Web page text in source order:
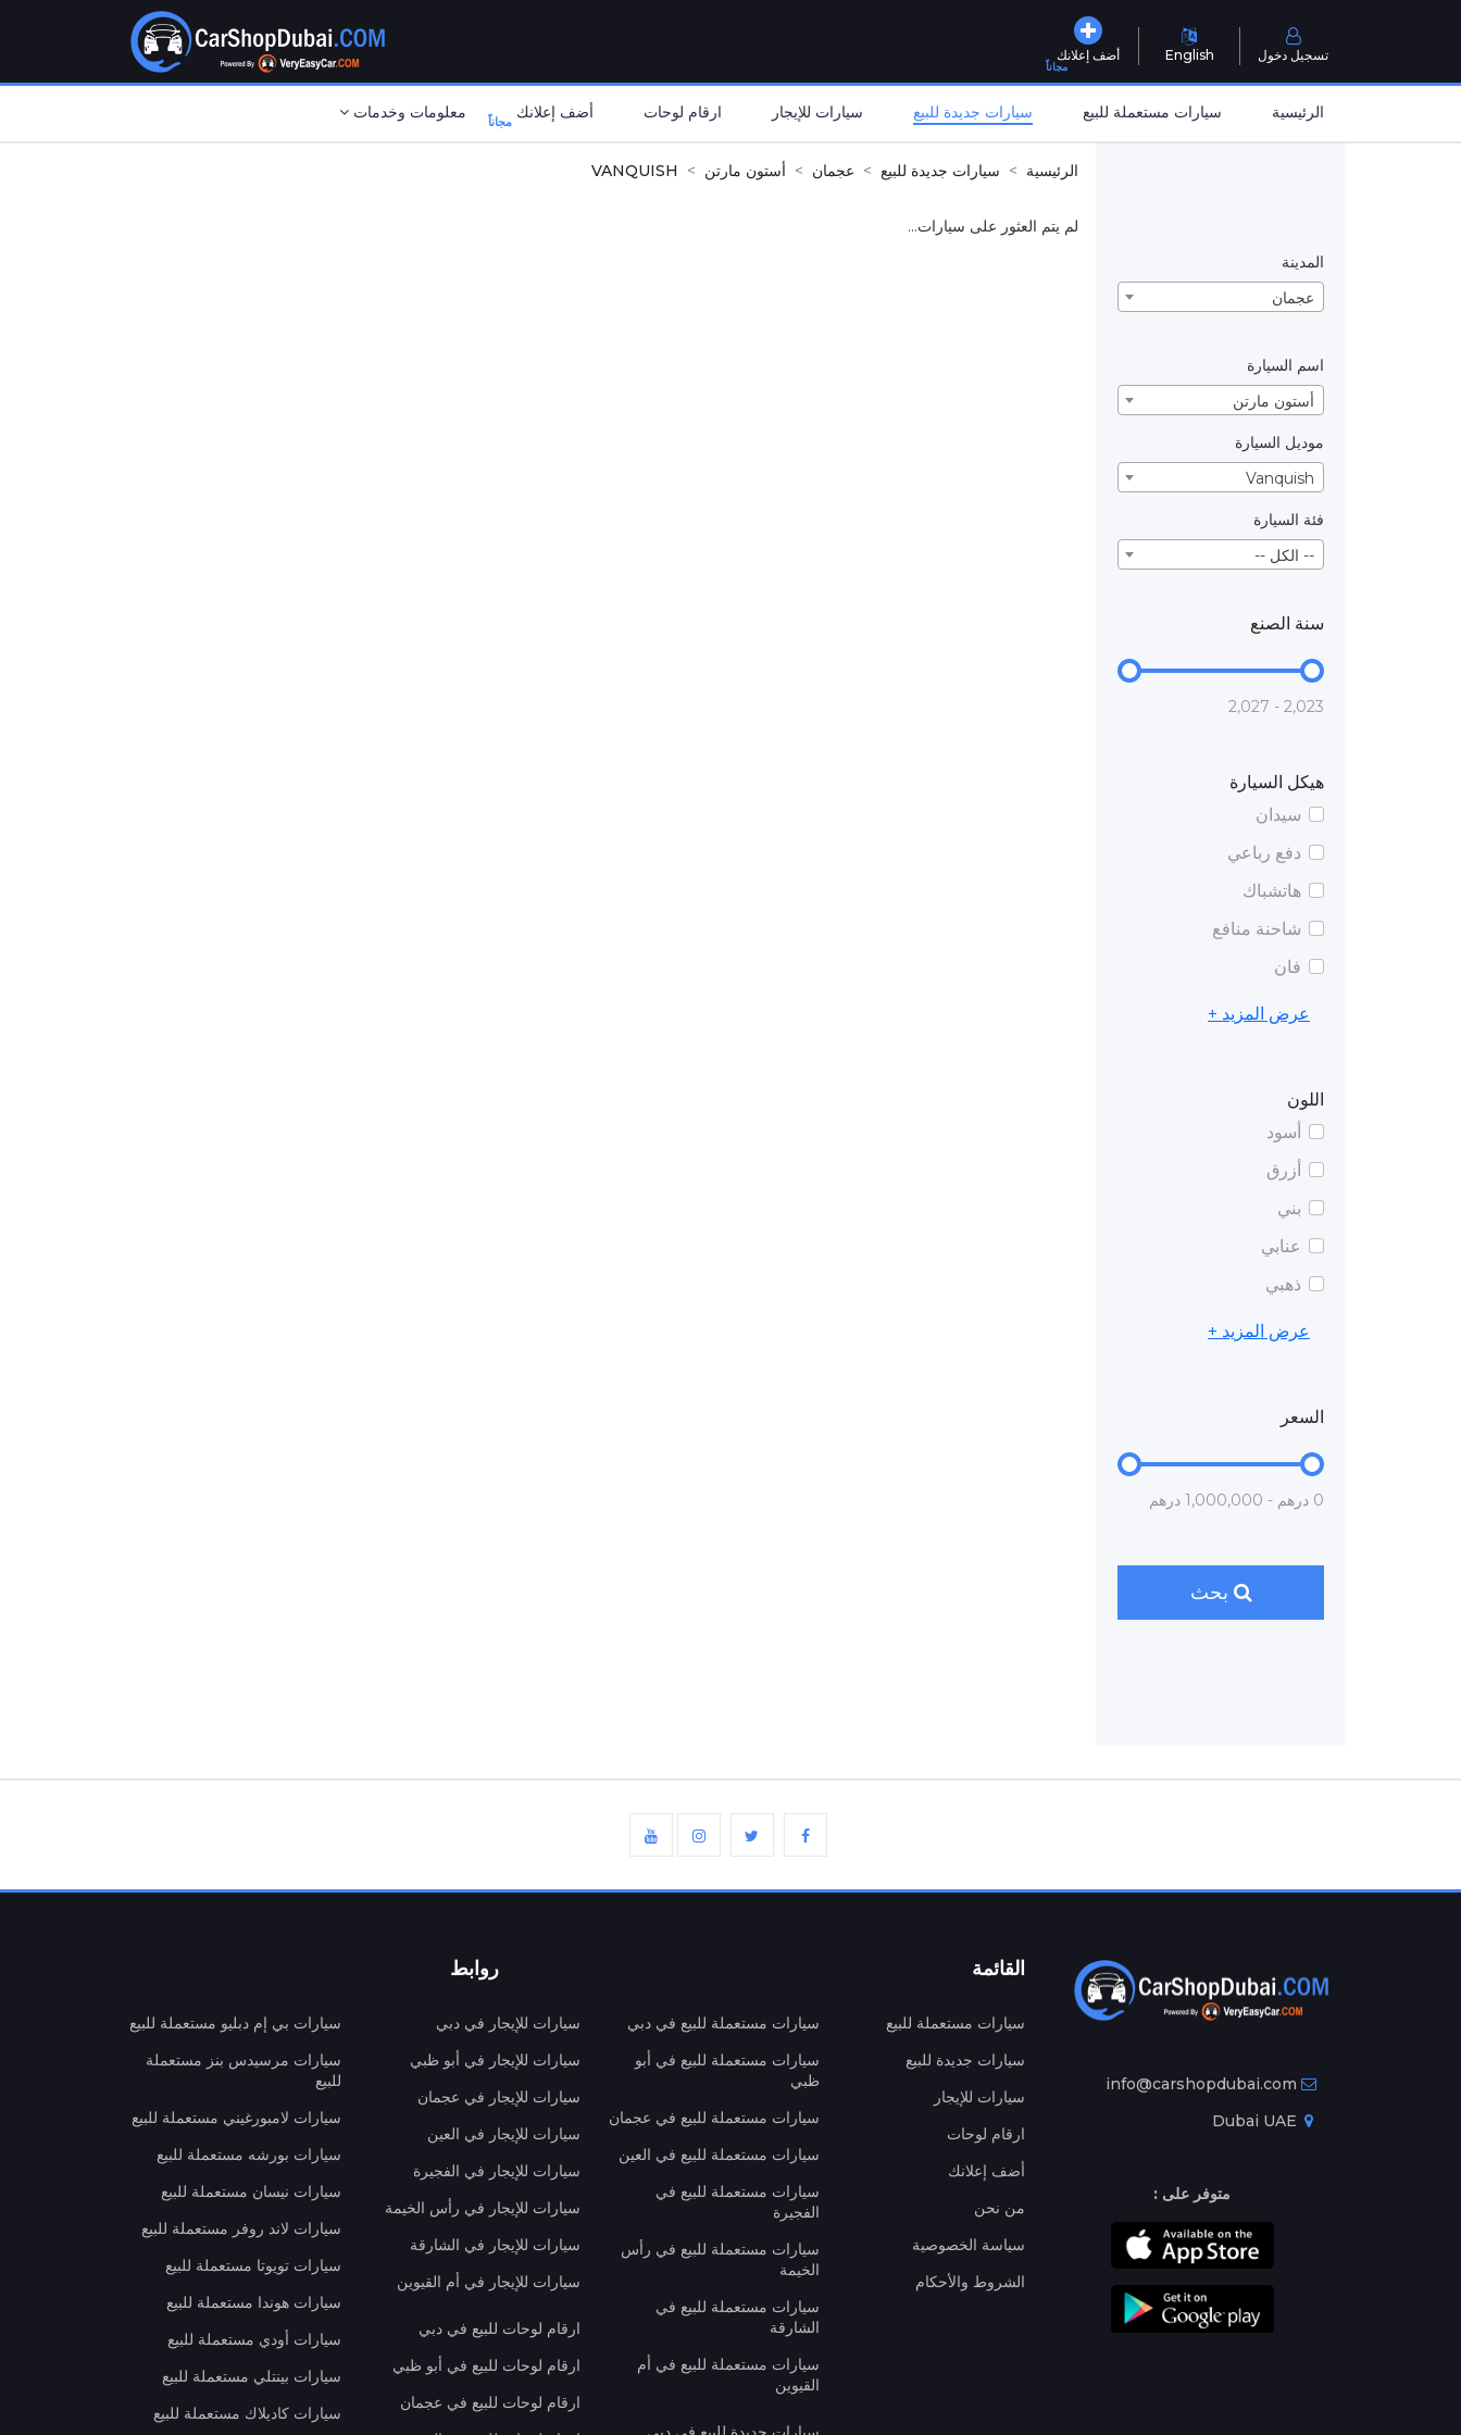
أضف إعلانك
مجاناً
English تسجيل دخول
الرئيسية سيارات مستعملة للبيع سيارات جديدة للبيع سيارات للإيجار ارقام لوحات أضف إعلانك مجاناً معلومات وخدمات
المدينة
عجمان
اسم السيارة
أستون مارتن
موديل السيارة
Vanquish
فئة السيارة
-- الكل --
سنة الصنع
2,023 - 2,027
هيكل السيارة
سيدان
دفع رباعي
هاتشباك
شاحنة منافع
فان
عرض المزيد +
اللون
أسود
أزرق
بني
عنابي
ذهبي
عرض المزيد +
السعر
0 درهم - 1,000,000 درهم
بحث
الرئيسية سيارات جديدة للبيع عجمان أستون مارتن VANQUISH
لم يتم العثور على سيارات...
info@carshopdubai.com
متوفر على :
القائمة
سيارات مستعملة للبيع
سيارات جديدة للبيع
سيارات للإيجار
ارقام لوحات
أضف إعلانك
من نحن
سياسة الخصوصية
الشروط والأحكام
روابط
سيارات مستعملة للبيع في دبي
سيارات مستعملة للبيع في أبو
ظبي
سيارات مستعملة للبيع في عجمان
سيارات مستعملة للبيع في العين
سيارات مستعملة للبيع في
الفجيرة
سيارات مستعملة للبيع في رأس
الخيمة
سيارات مستعملة للبيع في
الشارقة
سيارات مستعملة للبيع في أم
القيوين
سيارات للإيجار في دبي
سيارات للإيجار في أبو ظبي
سيارات للإيجار في عجمان
سيارات للإيجار في العين
سيارات للإيجار في الفجيرة
سيارات للإيجار في رأس الخيمة
سيارات للإيجار في الشارقة
سيارات للإيجار في أم القيوين
ارقام لوحات للبيع في دبي
ارقام لوحات للبيع في أبو ظبي
ارقام لوحات للبيع في عجمان
سيارات بي إم دبليو مستعملة للبيع
سيارات مرسيدس بنز مستعملة
للبيع
سيارات لامبورغيني مستعملة للبيع
سيارات بورشه مستعملة للبيع
سيارات نيسان مستعملة للبيع
سيارات لاند روفر مستعملة للبيع
سيارات تويوتا مستعملة للبيع
سيارات هوندا مستعملة للبيع
سيارات أودي مستعملة للبيع
سيارات بينتلي مستعملة للبيع
سيارات كاديلاك مستعملة للبيع